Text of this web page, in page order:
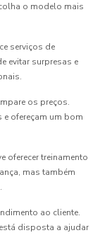
o modelo mais
serviços de
evitar surpresas e
os preços.
e ofereçam um bom
oferecer treinamento
mas também
ao cliente.
disposta a ajudar